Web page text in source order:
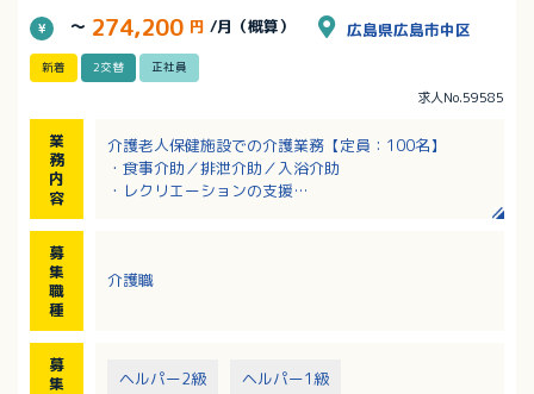
～ 274,200 円 /月（概算） 広島県広島市中区
新着 2交替 正社員
求人No.59585
業
務
内
容
介護老人保健施設での介護業務【定員：100名】
・食事介助／排泄介助／入浴介助
・レクリエーションの支援
※スタッフ40名で対応しています。
募
集
職
種
介護職
募
集
ヘルパー2級 ヘルパー1級